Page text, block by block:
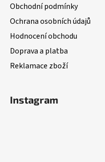
Obchodní podmínky
Ochrana osobních údajů
Hodnocení obchodu
Doprava a platba
Reklamace zboží
Instagram